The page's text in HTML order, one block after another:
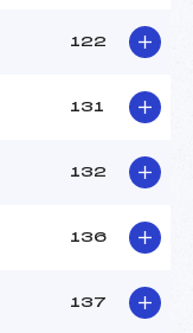
122
131
132
136
137